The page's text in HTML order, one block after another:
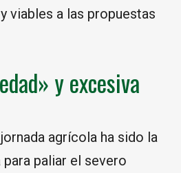
viables a las propuestas
y excesiva
agrícola ha sido la
paliar el severo